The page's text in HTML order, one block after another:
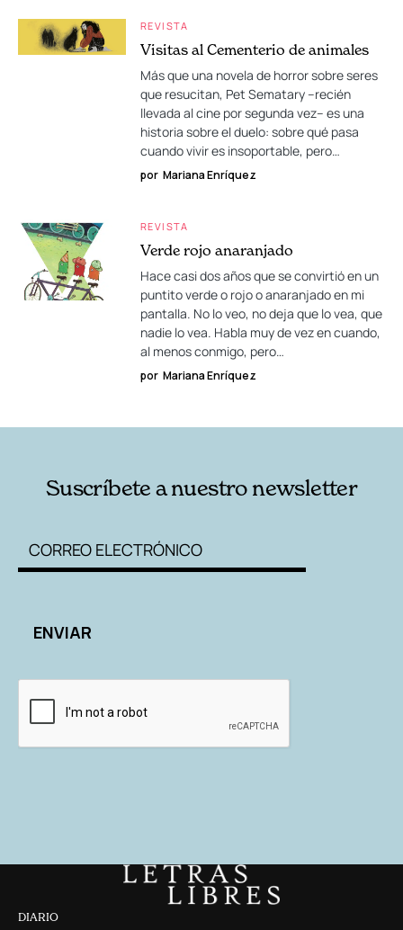
REVISTA
Visitas al Cementerio de animales
Más que una novela de horror sobre seres
que resucitan, Pet Sematary –recién
llevada al cine por segunda vez– es una
historia sobre el duelo: sobre qué pasa
cuando vivir es insoportable, pero…
por Mariana Enríquez
REVISTA
Verde rojo anaranjado
Hace casi dos años que se convirtió en un
puntito verde o rojo o anaranjado en mi
pantalla. No lo veo, no deja que lo vea, que
nadie lo vea. Habla muy de vez en cuando,
al menos conmigo, pero…
por Mariana Enríquez
Suscríbete a nuestro newsletter
DIARIO